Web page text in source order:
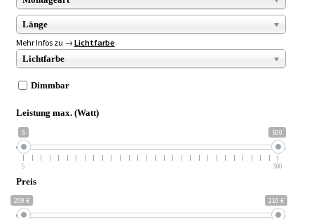
Länge
Mehr Infos zu → Lichtfarbe
Lichtfarbe
Dimmbar
Leistung max. (Watt)
5 500
5 500
Preis
209 € 210 €